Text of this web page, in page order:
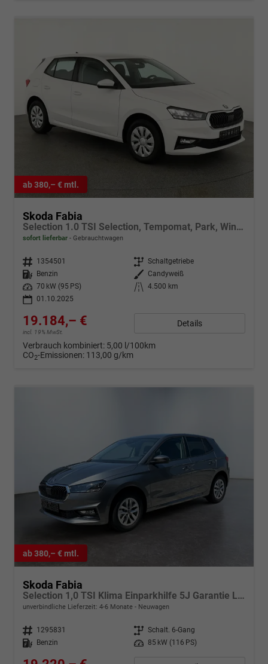
ab 380,– € mtl.
Skoda Fabia
Selection 1.0 TSI Selection, Tempomat, Park, Winterpaket, SmartLink, 4-J Garantie
sofort lieferbar Gebrauchtwagen
Fahrzeugnr. 1354501 Getriebe Schaltgetriebe
Kraftstoff
Benzin Außenfarbe Candyweiß
Leistung
70 kW (95 PS) Kilometerstand
4.500 km
01.10.2025
19.184,– €
incl. 19% MwSt.
Details
Verbrauch kombiniert: 5,00 l/100km
CO2-Emissionen: 113,00 g/km
ab 380,– € mtl.
Skoda Fabia
Selection 1,0 TSI Klima Einparkhilfe 5J Garantie LED Apple Carplay Bluetooth
unverbindliche Lieferzeit: 4-6 Monate Neuwagen
Fahrzeugnr. 1295831 Getriebe Schalt. 6-Gang
Kraftstoff
Benzin Leistung 85 kW (116 PS)